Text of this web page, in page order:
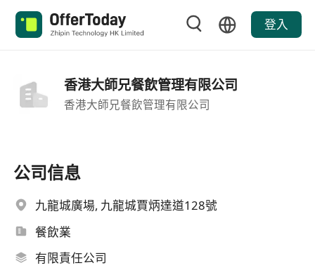
登入
香港大師兄餐飲管理有限公司
香港大師兄餐飲管理有限公司
公司信息
九龍城廣場, 九龍城賈炳達道128號
餐飲業
有限責任公司